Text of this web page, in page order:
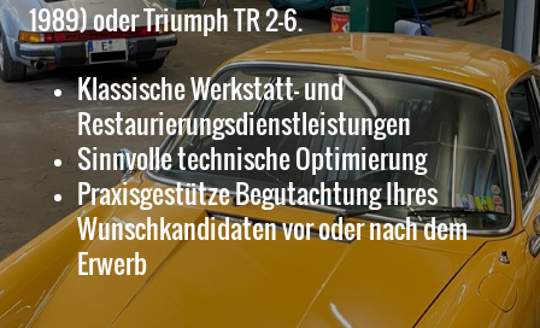
1989) oder Triumph TR 2-6.
Klassische Werkstatt- und
Restaurierungsdienstleistungen
Sinnvolle technische Optimierung
Praxisgestütze Begutachtung Ihres
Wunschkandidaten vor oder nach dem
Erwerb